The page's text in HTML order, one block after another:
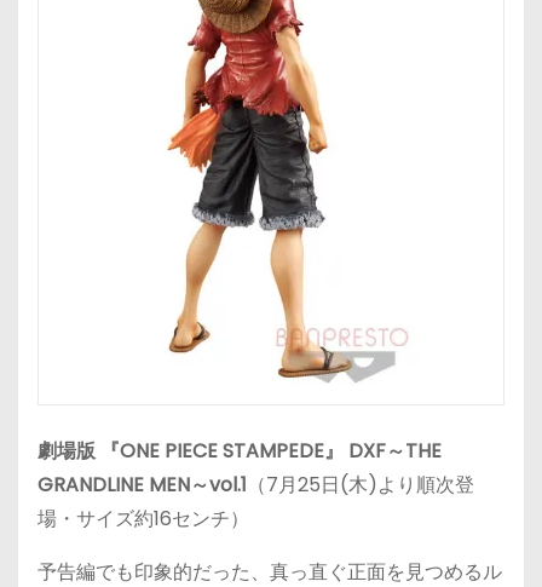
劇場版 『ONE PIECE STAMPEDE』 DXF～THE
GRANDLINE MEN～vol.1 （7月25日(木)より順次登
場・サイズ約16センチ）
予告編でも印象的だった、真っ直ぐ正面を見つめるル